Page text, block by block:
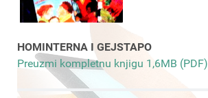
HOMINTERNA I GEJSTAPO
Preuzmi kompletnu knjigu 1,6MB (PDF)